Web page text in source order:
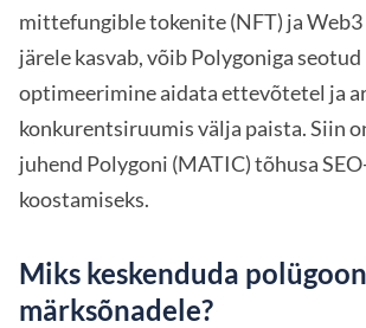
mittefungible tokenite (NFT) ja
järele kasvab, võib Polygoniga
optimeerimine aidata ettevõtetel ja
konkurentsiruumis välja paista. Siin
juhend Polygoni (MATIC) tõhusa
koostamiseks.
Miks keskenduda
märksõnadele?